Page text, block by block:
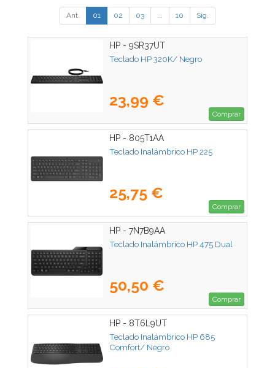
Ant. 01 02 03 ... 10 Sig.
HP - 9SR37UT
Teclado HP 320K/ Negro
23,99 €
Comprar
HP - 805T1AA
Teclado Inalámbrico HP 225
25,75 €
Comprar
HP - 7N7B9AA
Teclado Inalámbrico HP 475 Dual
50,50 €
Comprar
HP - 8T6L9UT
Teclado Inalámbrico HP 685
Comfort/ Negro